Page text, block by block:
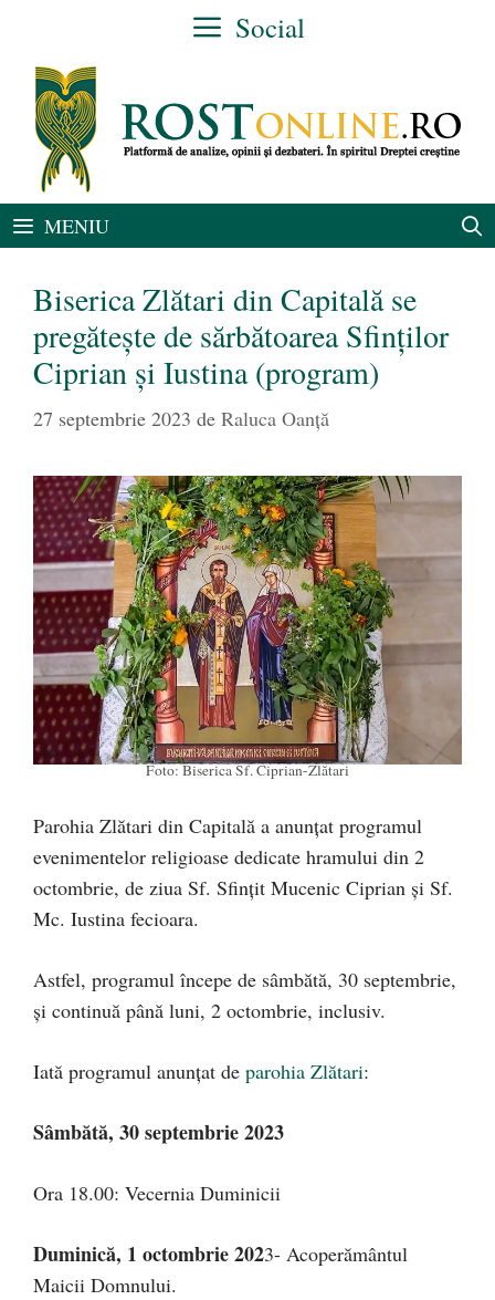
conținut
Social
MENIU
Biserica Zlătari din Capitală se
pregătește de sărbătoarea Sfinților
Ciprian și Iustina (program)
27 septembrie 2023 de Raluca Oanță
Foto: Biserica Sf. Ciprian-Zlătari
Parohia Zlătari din Capitală a anunțat programul
evenimentelor religioase dedicate hramului din 2
octombrie, de ziua Sf. Sfințit Mucenic Ciprian și Sf.
Mc. Iustina fecioara.
Astfel, programul începe de sâmbătă, 30 septembrie,
și continuă până luni, 2 octombrie, inclusiv.
Iată programul anunțat de parohia Zlătari:
Sâmbătă, 30 septembrie 2023
Ora 18.00: Vecernia Duminicii
Duminică, 1 octombrie 2023- Acoperământul
Maicii Domnului.